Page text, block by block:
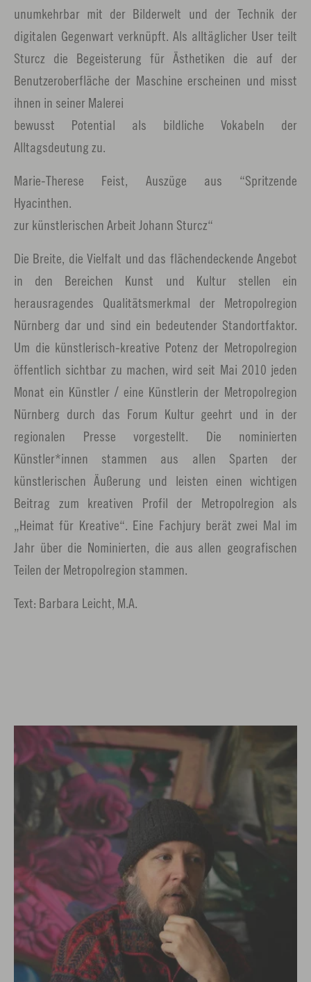
unumkehrbar mit der Bilderwelt und der Technik der
digitalen Gegenwart verknüpft. Als alltäglicher User teilt
Sturcz die Begeisterung für Ästhetiken die auf der
Benutzeroberfläche der Maschine erscheinen und misst
ihnen in seiner Malerei
bewusst Potential als bildliche Vokabeln der
Alltagsdeutung zu.
Marie-Therese Feist, Auszüge aus “Spritzende
Hyacinthen.
zur künstlerischen Arbeit Johann Sturcz“
Die Breite, die Vielfalt und das flächendeckende Angebot
in den Bereichen Kunst und Kultur stellen ein
herausragendes Qualitätsmerkmal der Metropolregion
Nürnberg dar und sind ein bedeutender Standortfaktor.
Um die künstlerisch-kreative Potenz der Metropolregion
öffentlich sichtbar zu machen, wird seit Mai 2010 jeden
Monat ein Künstler / eine Künstlerin der Metropolregion
Nürnberg durch das Forum Kultur geehrt und in der
regionalen Presse vorgestellt. Die nominierten
Künstler*innen stammen aus allen Sparten der
künstlerischen Äußerung und leisten einen wichtigen
Beitrag zum kreativen Profil der Metropolregion als
„Heimat für Kreative“. Eine Fachjury berät zwei Mal im
Jahr über die Nominierten, die aus allen geografischen
Teilen der Metropolregion stammen.
Text: Barbara Leicht, M.A.